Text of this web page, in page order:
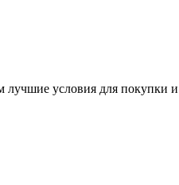
условия для покупки